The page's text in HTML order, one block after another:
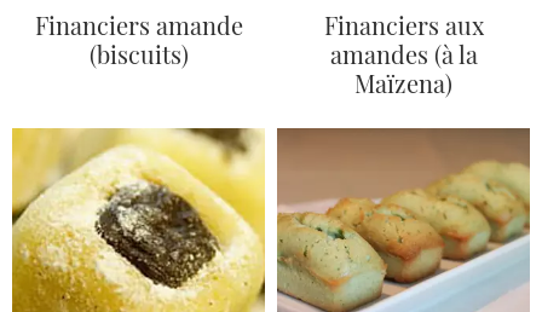
Financiers amande
(biscuits)
Financiers aux
amandes (à la
Maïzena)